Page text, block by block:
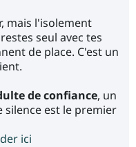
mais l'isolement
seul avec tes
de place. C'est un
de confiance, un
silence est le premier
ici